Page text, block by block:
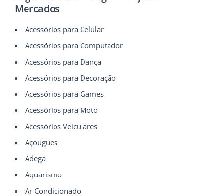
Mercados
Acessórios para Celular
Acessórios para Computador
Acessórios para Dança
Acessórios para Decoração
Acessórios para Games
Acessórios para Moto
Acessórios Veiculares
Açougues
Adega
Aquarismo
Ar Condicionado